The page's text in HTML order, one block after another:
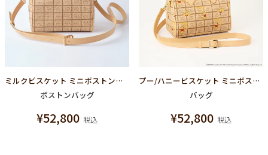
ミルクビスケット ミニボストンバッグ
ボストンバッグ
¥52,800 税込
プー/ハニービスケット ミニボストンバッグ【ディズニー アクセサリー】
バッグ
¥52,800 税込